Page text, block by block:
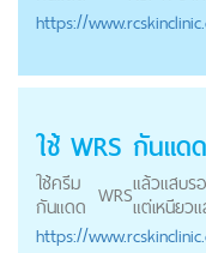
https://
ใช้ WRS กันแด
ใช้ครีม
กันแดด WRSแล้วแสบร
แต่เหนียว
https://